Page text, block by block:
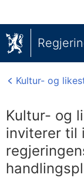
Kultur- og
Kultur- og
inviterer til